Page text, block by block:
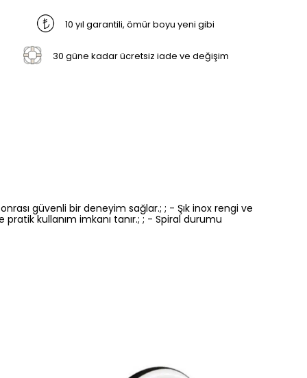
10 yıl garantili, ömür boyu yeni gibi
30 güne kadar ücretsiz iade ve değişim
güvenli bir deneyim sağlar.; ; - Şık inox rengi ve
kullanım imkanı tanır.; ; - Spiral durumu